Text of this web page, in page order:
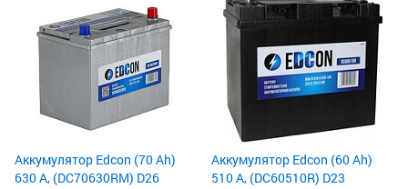
Аккумулятор Edcon (70 Ah)
630 А, (DC70630RM) D26
Аккумулятор Edcon (60 Ah)
510 А, (DC60510R) D23